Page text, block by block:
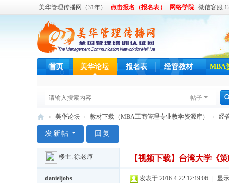
美华管理传播网（31年） 点击报名（报名表） 网络学院 微信客服
首页 美华论坛 报名表 经管教材 MBA
帖子
华
» 美华论坛 › 教材下载（MBA工商管理专业教学资源库） › 经
发新帖 回复
楼主: 徐老师 【视频下载】台湾大学《
danieljobs 发表于 2016-4-22 12:19:06 显